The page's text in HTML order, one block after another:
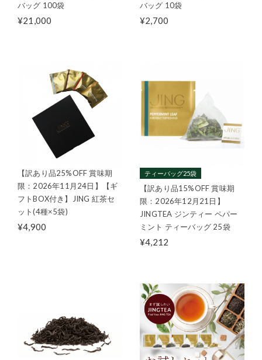
バッグ 100袋
¥21,000
バッグ 10袋
¥2,700
【訳あり品25%OFF 賞味期
限：2026年11月24日】【ギ
フトBOX付き】JING 紅茶セ
ット(4種×5袋)
¥4,900
ティーバッグ25袋
【訳あり品15%OFF 賞味期
限：2026年12月21日】
JINGTEA ジンティー ペパー
ミント ティーバッグ 25袋
¥4,212